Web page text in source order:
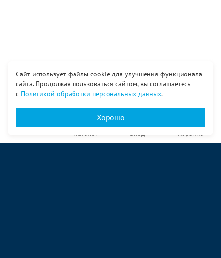
Сайт использует файлы cookie для улучшения функционала
сайта. Продолжая пользоваться сайтом, вы соглашаетесь
с Политикой обработки персональных данных.
Хорошо